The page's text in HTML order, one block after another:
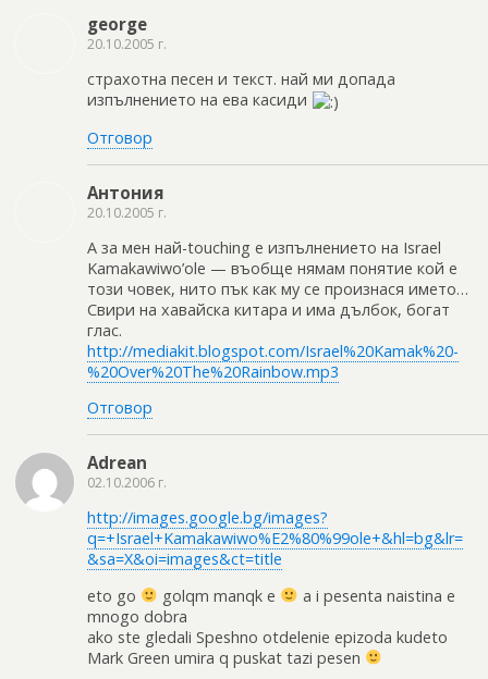
george
20.10.2005 г.
страхотна песен и текст. най ми допада
изпълнението на ева касиди
Отговор
Антония
20.10.2005 г.
А за мен най-touching е изпълнението на Israel
Kamakawiwo’ole — въобще нямам понятие кой е
този човек, нито пък как му се произнася името…
Свири на хавайска китара и има дълбок, богат
глас.
http://mediakit.blogspot.com/Israel%20Kamak%20-
%20Over%20The%20Rainbow.mp3
Отговор
Adrean
02.10.2006 г.
http://images.google.bg/images?
q=+Israel+Kamakawiwo%E2%80%99ole+&hl=bg&lr=
&sa=X&oi=images&ct=title
eto go
golqm manqk e
a i pesenta naistina e
mnogo dobra
ako ste gledali Speshno otdelenie epizoda kudeto
Mark Green umira q puskat tazi pesen